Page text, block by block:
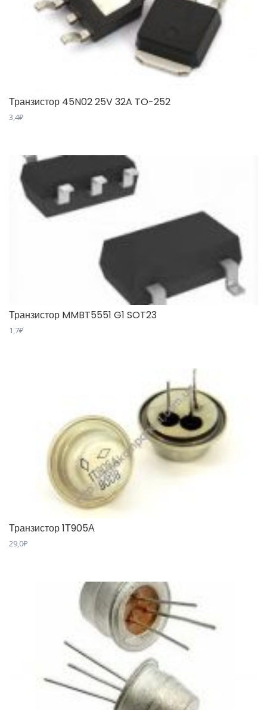
Транзистор 45N02 25V 32A TO-252
3,4₽
Транзистор MMBT5551 G1 SOT23
1,7₽
Транзистор 1Т905А
29,0₽